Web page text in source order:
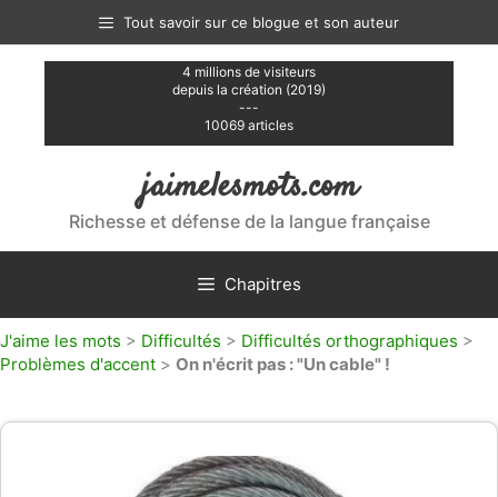
contenu
Tout savoir sur ce blogue et son auteur
4 millions de visiteurs
depuis la création (2019)
---
10069 articles
jaimelesmots.com
Richesse et défense de la langue française
Chapitres
J'aime les mots > Difficultés > Difficultés orthographiques >
Problèmes d'accent > On n'écrit pas : "Un cable" !